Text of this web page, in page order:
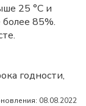
25 °C и
85%.
годности,
08.08.2022